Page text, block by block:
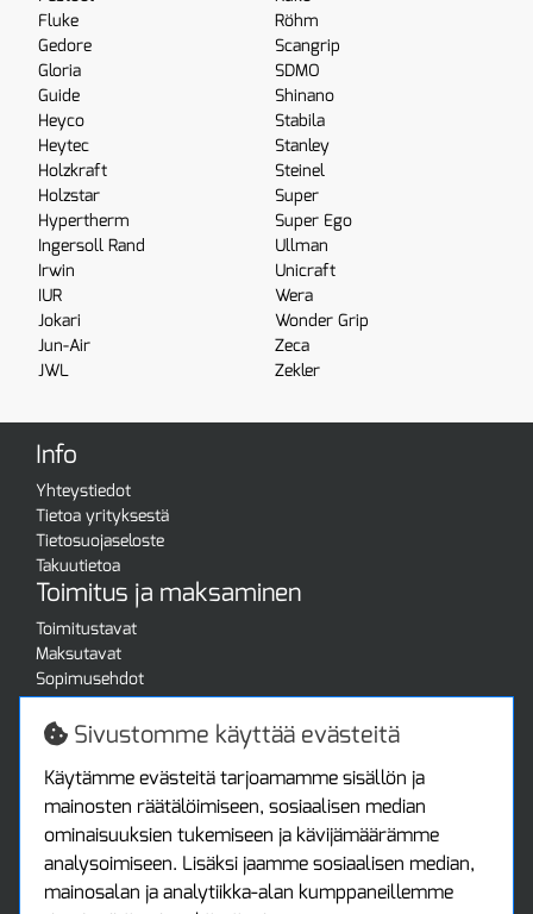
Fluke
Gedore
Gloria
Guide
Heyco
Heytec
Holzkraft
Holzstar
Hypertherm
Ingersoll Rand
Irwin
IUR
Jokari
Jun-Air
JWL
Röhm
Scangrip
SDMO
Shinano
Stabila
Stanley
Steinel
Super
Super Ego
Ullman
Unicraft
Wera
Wonder Grip
Zeca
Zekler
Info
Yhteystiedot
Tietoa yrityksestä
Tietosuojaseloste
Takuutietoa
Toimitus ja maksaminen
Toimitustavat
Maksutavat
Sopimusehdot
Turvallista ostamista
Jälleenmyyjille
Tax free / verovapaa myynti
Asiakastilini
Asiakastili
Luo tili
Kirjaudu sisään
Sivustomme käyttää evästeitä
Käytämme evästeitä tarjoamamme sisällön ja
mainosten räätälöimiseen, sosiaalisen median
ominaisuuksien tukemiseen ja kävijämäärämme
analysoimiseen. Lisäksi jaamme sosiaalisen median,
mainosalan ja analytiikka-alan kumppaneillemme